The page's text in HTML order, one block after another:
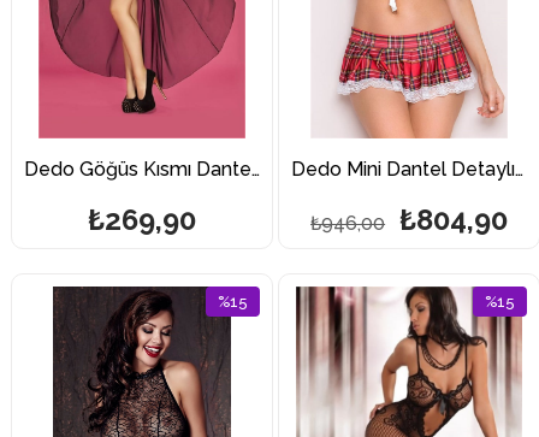
Dedo Göğüs Kısmı Dantel Siyah Uzun Tül Fantazi Gecelik
₺269,90
Dedo Mini Dantel Detaylı Şahane Fantazi Öğrenci Kostümü
₺804,90
₺946,00
%15
İndirim
%15İndirim
%15
İndirim